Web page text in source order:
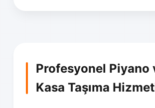
Profesyonel Piyano
Kasa Taşıma